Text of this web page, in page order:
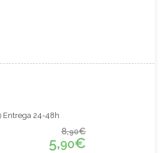
Entrega 24-48h
8,90€
5,90€